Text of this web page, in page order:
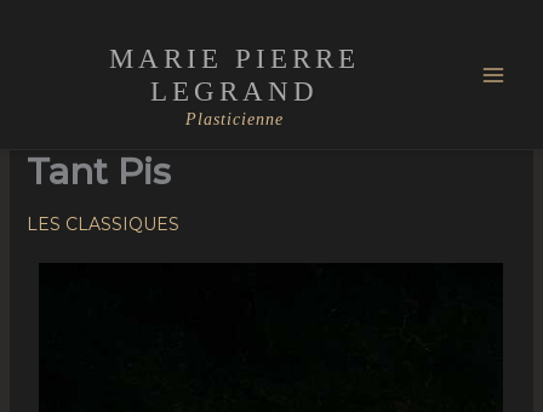
MARIE PIERRE
LEGRAND
Plasticienne
Tant Pis
LES CLASSIQUES